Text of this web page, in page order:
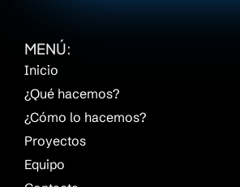
MENÚ:
Inicio
¿Qué hacemos?
¿Cómo lo hacemos?
Proyectos
Equipo